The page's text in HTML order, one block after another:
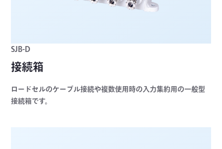
SJB-D
接続箱
ロードセルのケーブル接続や複数使用時の入力集約用の一般型
接続箱です。